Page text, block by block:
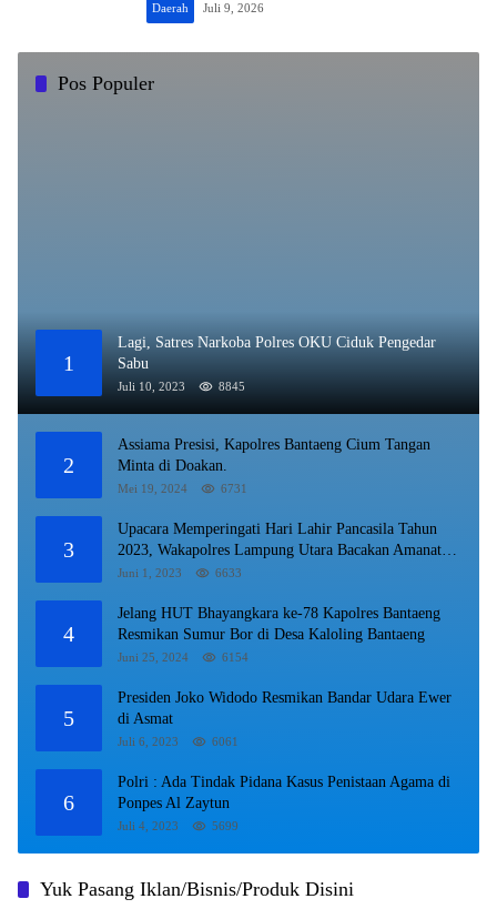
Daerah Juli 9, 2026
Pos Populer
1
Lagi, Satres Narkoba Polres OKU Ciduk Pengedar
Sabu
Juli 10, 2023 8845
2
Assiama Presisi, Kapolres Bantaeng Cium Tangan
Minta di Doakan.
Mei 19, 2024 6731
3
Upacara Memperingati Hari Lahir Pancasila Tahun
2023, Wakapolres Lampung Utara Bacakan Amanat
Kepala BPIP RI.
Juni 1, 2023 6633
4
Jelang HUT Bhayangkara ke-78 Kapolres Bantaeng
Resmikan Sumur Bor di Desa Kaloling Bantaeng
Juni 25, 2024 6154
5
Presiden Joko Widodo Resmikan Bandar Udara Ewer
di Asmat
Juli 6, 2023 6061
6
Polri : Ada Tindak Pidana Kasus Penistaan Agama di
Ponpes Al Zaytun
Juli 4, 2023 5699
Yuk Pasang Iklan/Bisnis/Produk Disini